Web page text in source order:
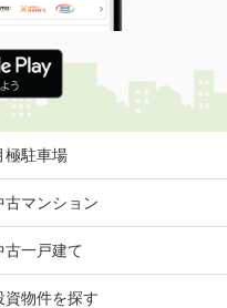
極駐車場
古マンション
古一戸建て
資物件を探す